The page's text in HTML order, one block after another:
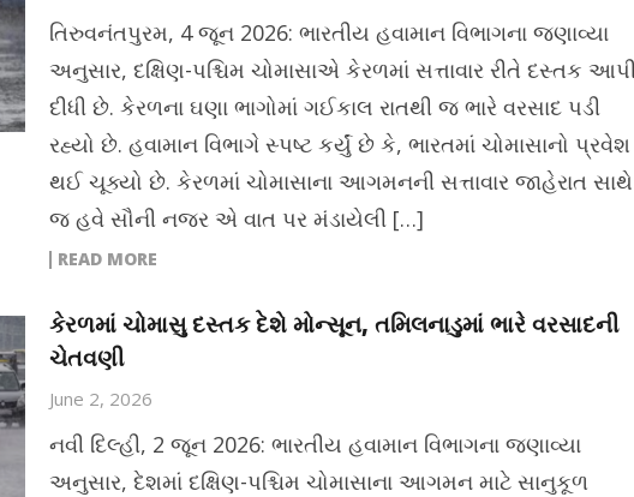
તિરુવનંતપુરમ, 4 જૂન 2026: ભારતીય હવામાન વિભાગના જણાવ્યા
અનુસાર, દક્ષિણ-પશ્ચિમ ચોમાસાએ કેરળમાં સત્તાવાર રીતે દસ્તક
દીધી છે. કેરળના ઘણા ભાગોમાં ગઈકાલ રાતથી જ ભારે વરસાદ પડી
રહ્યો છે. હવામાન વિભાગે સ્પષ્ટ કર્યું છે કે, ભારતમાં ચોમાસાનો પ્રવેશ
થઈ ચૂક્યો છે. કેરળમાં ચોમાસાના આગમનની સત્તાવાર જાહેરાત સાથે
જ હવે સૌની નજર એ વાત પર મંડાયેલી […]
READ MORE
કેરળમાં ચોમાસુ દસ્તક દેશે મોન્સૂન, તમિલનાડુમાં ભારે વરસાદની
ચેતવણી
June 2, 2026
નવી દિલ્હી, 2 જૂન 2026: ભારતીય હવામાન વિભાગના જણાવ્યા
અનુસાર, દેશમાં દક્ષિણ-પશ્ચિમ ચોમાસાના આગમન માટે સાનુકૂળ